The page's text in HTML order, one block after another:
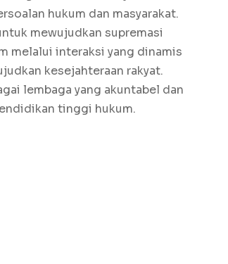
hukum dan masyarakat.
mewujudkan supremasi
melalui interaksi yang dinamis
kesejahteraan rakyat.
lembaga yang akuntabel dan
tinggi hukum.